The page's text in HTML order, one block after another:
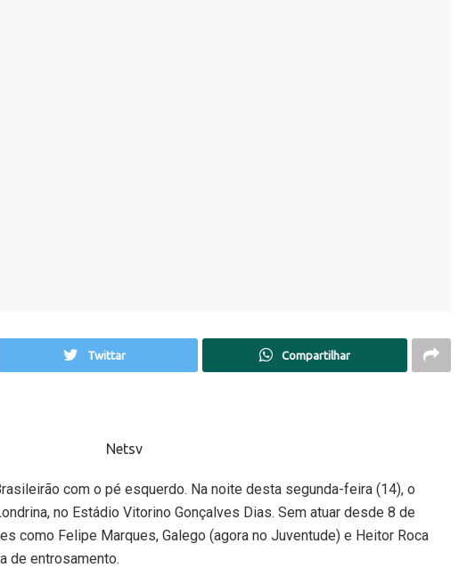
Twittar Compartilhar
com o pé esquerdo. Na noite desta segunda-feira (14), o
no Estádio Vitorino Gonçalves Dias. Sem atuar desde 8 de
como Felipe Marques, Galego (agora no Juventude) e Heitor Roca
de entrosamento.